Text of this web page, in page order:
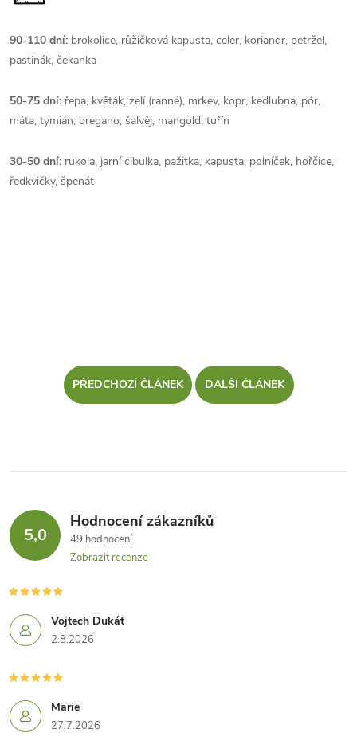
90-110 dní: brokolice, růžičková kapusta, celer, koriandr, petržel,
pastinák, čekanka
50-75 dní: řepa, květák, zelí (ranné), mrkev, kopr, kedlubna, pór,
máta, tymián, oregano, šalvěj, mangold, tuřín
30-50 dní: rukola, jarní cibulka, pažitka, kapusta, polníček, hořčice,
ředkvičky, špenát
PŘEDCHOZÍ ČLÁNEK DALŠÍ ČLÁNEK
5,0
Hodnocení zákazníků
49 hodnocení
Zobrazit recenze
Vojtech Dukát
2.8.2026
Marie
27.7.2026